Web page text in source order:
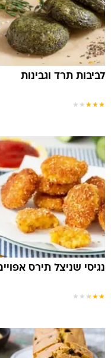
לביבות תרד וגבינות
★
★
★
★
★
נגיסי שניצל תירס
★
★
★
★
★